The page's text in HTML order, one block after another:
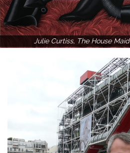
Julie Curtiss, The House